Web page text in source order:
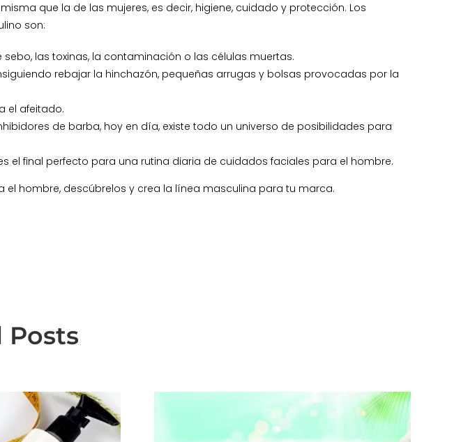
que la de las mujeres, es decir, higiene, cuidado y protección. Los
son:
las toxinas, la contaminación o las células muertas.
rebajar la hinchazón, pequeñas arrugas y bolsas provocadas por la
el afeitado.
de barba, hoy en día, existe todo un universo de posibilidades para
el final perfecto para una rutina diaria de cuidados faciales para el hombre.
hombre, descúbrelos y crea la línea masculina para tu marca.
Posts